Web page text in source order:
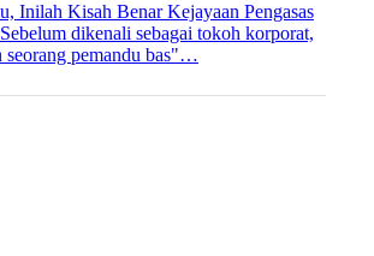
Inilah Kisah Benar Kejayaan Pengasas
dikenali sebagai tokoh korporat,
seorang pemandu bas"…